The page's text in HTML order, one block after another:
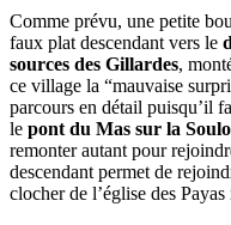
Comme prévu, une petite
faux plat descendant vers le
sources des Gillardes,
ce village la “mauvaise
parcours en détail puisqu’il
le pont du Mas sur la
remonter autant pour
descendant permet de
clocher de l’église des